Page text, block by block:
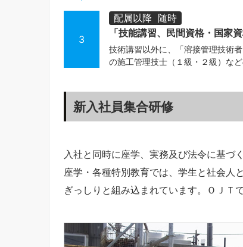
3
配属以降 随時
「技能講習、民間資格・国家資
技術講習以外に、「溶接管理技術
の施工管理技士（１級・２級）な
新入社員集合研修
入社と同時に座学、実務及び法令に基づ
座学・各種特別教育では、学生と社会人
ぎっしりと組み込まれています。ＯＪＴ